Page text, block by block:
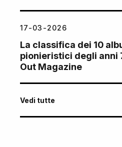
17-03-2026
La classifica dei 10
pionieristici degli anni
Out Magazine
Vedi tutte